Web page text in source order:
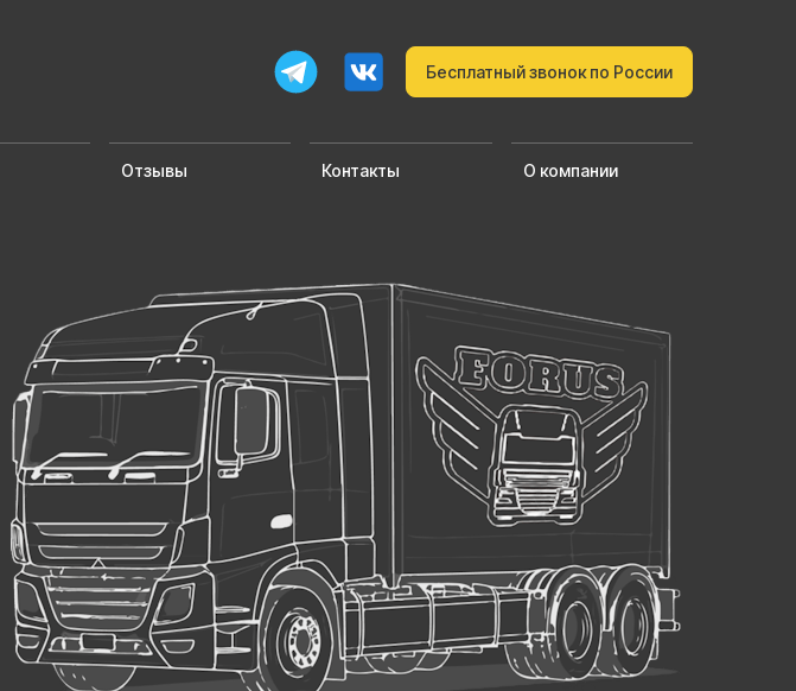
Бесплатный звонок по России
Отзывы Контакты О компании